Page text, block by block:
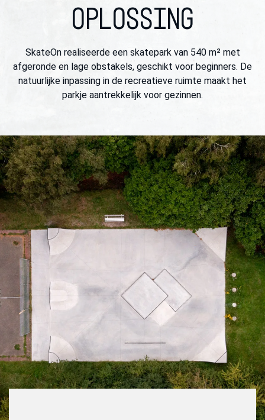
OPLOSSING
SkateOn realiseerde een skatepark van 540 m² met
afgeronde en lage obstakels, geschikt voor beginners. De
natuurlijke inpassing in de recreatieve ruimte maakt het
parkje aantrekkelijk voor gezinnen.